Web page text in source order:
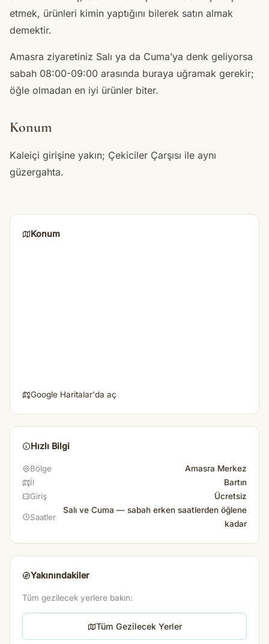
etmek, ürünleri kimin yaptığını bilerek satın almak
demektir.
Amasra ziyaretiniz Salı ya da Cuma’ya denk geliyorsa
sabah 08:00-09:00 arasında buraya uğramak gerekir;
öğle olmadan en iyi ürünler biter.
Konum
Kaleiçi girişine yakın; Çekiciler Çarşısı ile aynı
güzergahta.
Konum
Google Haritalar'da aç
Hızlı Bilgi
Bölge
Amasra Merkez
İl
Bartın
Giriş
Ücretsiz
Saatler
Salı ve Cuma — sabah erken saatlerden öğlene
kadar
Yakınındakiler
Tüm gezilecek yerlere bakın:
Tüm Gezilecek Yerler